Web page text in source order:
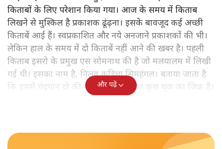
किताबों के लिए परेशान किया गया। आज के समय में किताब
लिखने से मुश्किल है प्रकाशक ढूंढ़ना। इसके बावजूद कई अच्छी
किताबें आई हैं। स्वप्रकाशित और नये अनजाने प्रकाशकों की भी।
लेकिन हाल के समय में दो किताबें नहीं आने की खबर है। पहली
किताब इसरो के प्रमुख एस सोमनाथ की है जो मलयालम में लिखी
गई थी। इसका नाम है, निलवु कुडिचा सिमहंगल। बताया जाता है
कि इसमें चंद्रयान दो की नाकामी से संबंधित कुछ चूक का जिक्र है।
और पढ़ें